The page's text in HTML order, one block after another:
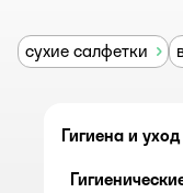
сухие салфетки
Гигиена и уход